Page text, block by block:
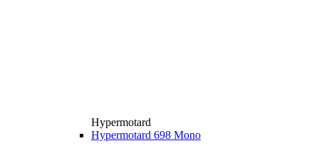
Hypermotard
Hypermotard 698 Mono